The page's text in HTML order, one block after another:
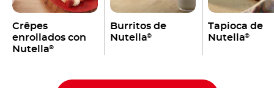
Crêpes
enrollados con
Nutella®
Burritos de
Nutella®
Tapioca de
Nutella®